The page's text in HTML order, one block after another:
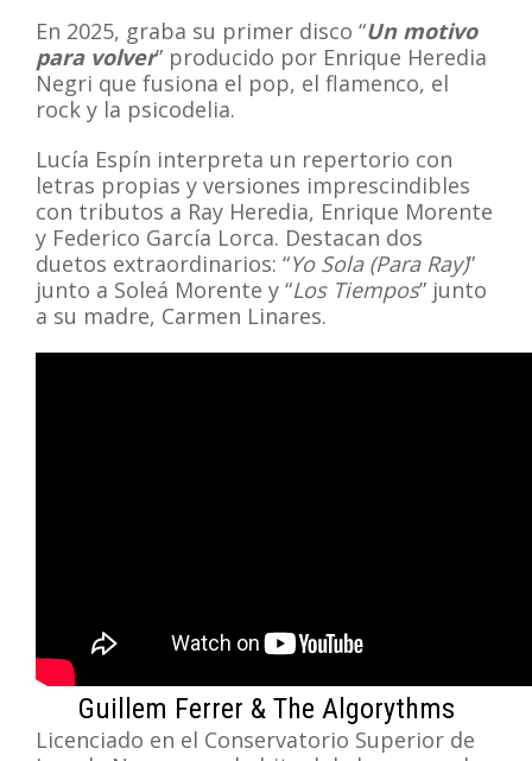
En 2025, graba su primer disco “Un motivo
para volver” producido por Enrique Heredia
Negri que fusiona el pop, el flamenco, el
rock y la psicodelia.
Lucía Espín interpreta un repertorio con
letras propias y versiones imprescindibles
con tributos a Ray Heredia, Enrique Morente
y Federico García Lorca. Destacan dos
duetos extraordinarios: “Yo Sola (Para Ray)”
junto a Soleá Morente y “Los Tiempos” junto
a su madre, Carmen Linares.
Guillem Ferrer & The Algorythms
Licenciado en el Conservatorio Superior de